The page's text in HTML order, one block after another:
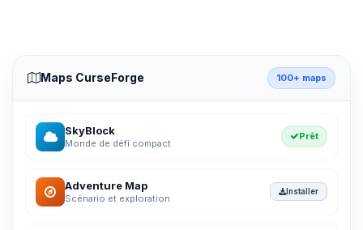
Maps CurseForge 100+ maps
SkyBlock
Monde de défi compact
Prêt
Adventure Map
Scénario et exploration
Installer